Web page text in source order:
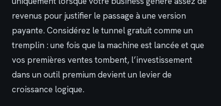
revenus pour justifier le passage à une version
payante. Considérez le tunnel gratuit comme un
tremplin : une fois que la machine est lancée et que
vos premières ventes tombent, l’investissement
dans un outil premium devient un levier de
croissance logique.